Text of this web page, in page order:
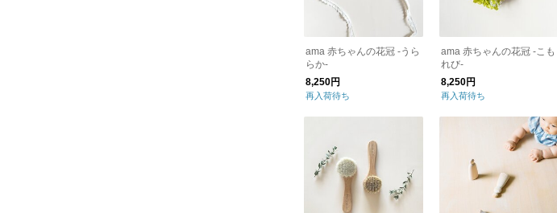
ama 赤ちゃんの花冠 -うら
らか-
8,250円
再入荷待ち
ama 赤ちゃんの花冠 -こも
れび-
8,250円
再入荷待ち